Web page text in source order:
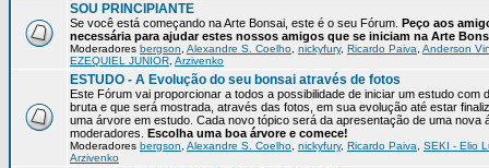
SOU PRINCIPIANTE
Se você está começando na Arte Bonsai, este é o seu Fórum. Peço aos
necessária para ajudar estes nossos amigos que se iniciam na Arte
Moderadores bergson Alexandre S. Coelho nickyfury, Ricardo Paiva Anderson
EZEQUIEL JUNIOR Arzivenko
ESTUDO - A Evolução do seu bonsai através de fotos
Este Fórum vai proporcionar a todos a possibilidade de iniciar um estudo com
bruta e que será mostrada, através das fotos, em sua evolução até estar
uma árvore em estudo. Cada novo tópico será da apresentação de uma
moderadores. Escolha uma boa árvore e comece!
Moderadores bergson Alexandre S. Coelho nickyfury, Ricardo Paiva
SEKI - Elio
Arzivenko